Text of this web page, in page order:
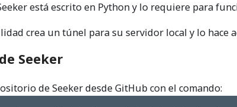
está escrito en Python y lo requiere para
crea un túnel para su servidor local y lo hace
Seeker
de Seeker desde GitHub con el comando: